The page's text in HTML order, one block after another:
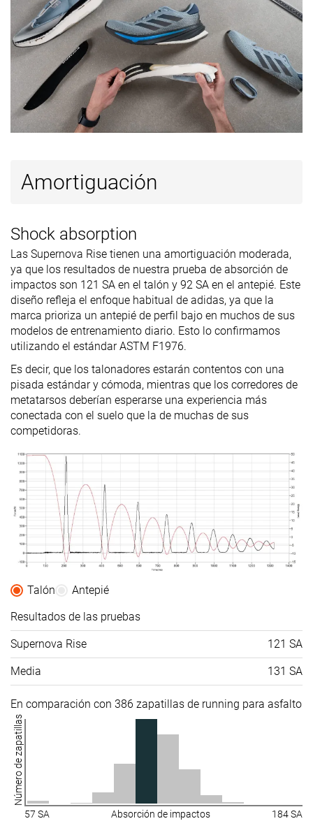
friendly
Estación
Todas las
estaciones
Todas las
estaciones
estaciones
Removable
insole
✓ ✓ ✓
Clasificación #146 Top 24% #302 19% inferior #370 1%
Amortiguación
Shock absorption
Las Supernova Rise tienen una amortiguación moderada,
ya que los resultados de nuestra prueba de absorción de
impactos son 121 SA en el talón y 92 SA en el antepié. Este
diseño refleja el enfoque habitual de adidas, ya que la
marca prioriza un antepié de perfil bajo en muchos de sus
modelos de entrenamiento diario. Esto lo confirmamos
utilizando el estándar ASTM F1976.
Es decir, que los talonadores estarán contentos con una
pisada estándar y cómoda, mientras que los corredores de
metatarsos deberían esperarse una experiencia más
conectada con el suelo que la de muchas de sus
competidoras.
Talón
Antepié
Resultados de las pruebas
Supernova Rise 121 SA
Media 131 SA
En comparación con 386 zapatillas de running para asfalto
Número de zapatillas
57 SA Absorción de impactos 184 SA